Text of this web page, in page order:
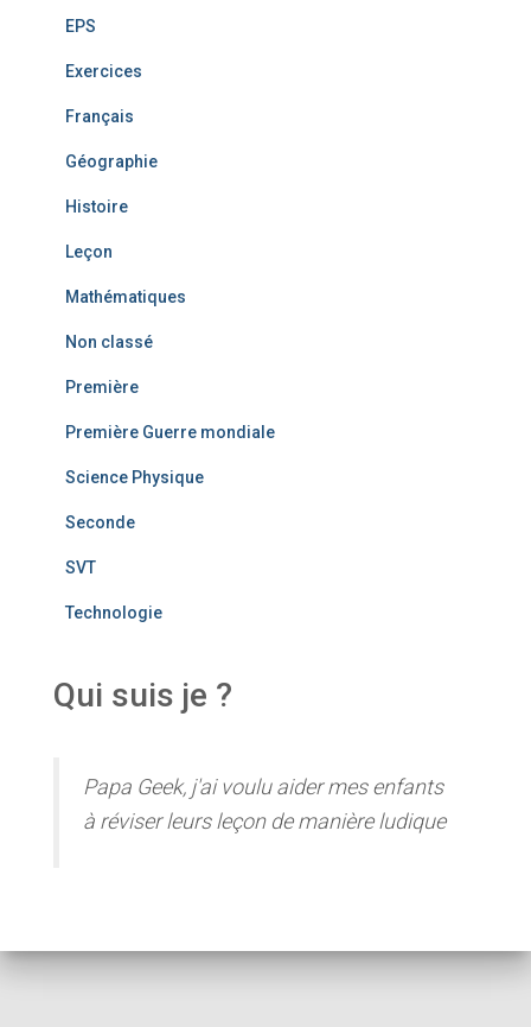
EPS
Exercices
Français
Géographie
Histoire
Leçon
Mathématiques
Non classé
Première
Première Guerre mondiale
Science Physique
Seconde
SVT
Technologie
Qui suis je ?
Papa Geek, j'ai voulu aider mes enfants
à réviser leurs leçon de manière ludique